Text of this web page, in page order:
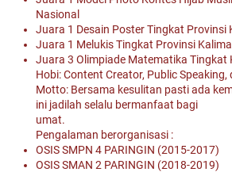
Nasional
Juara 1 Desain Poster Tingkat Provinsi
Juara 1 Melukis Tingkat Provinsi
Juara 3 Olimpiade Matematika Tingkat
Hobi: Content Creator, Public Speaking,
Motto: Bersama kesulitan pasti ada
ini jadilah selalu bermanfaat bagi
umat.
Pengalaman berorganisasi :
OSIS SMPN 4 PARINGIN (2015-2017)
OSIS SMAN 2 PARINGIN (2018-2019)